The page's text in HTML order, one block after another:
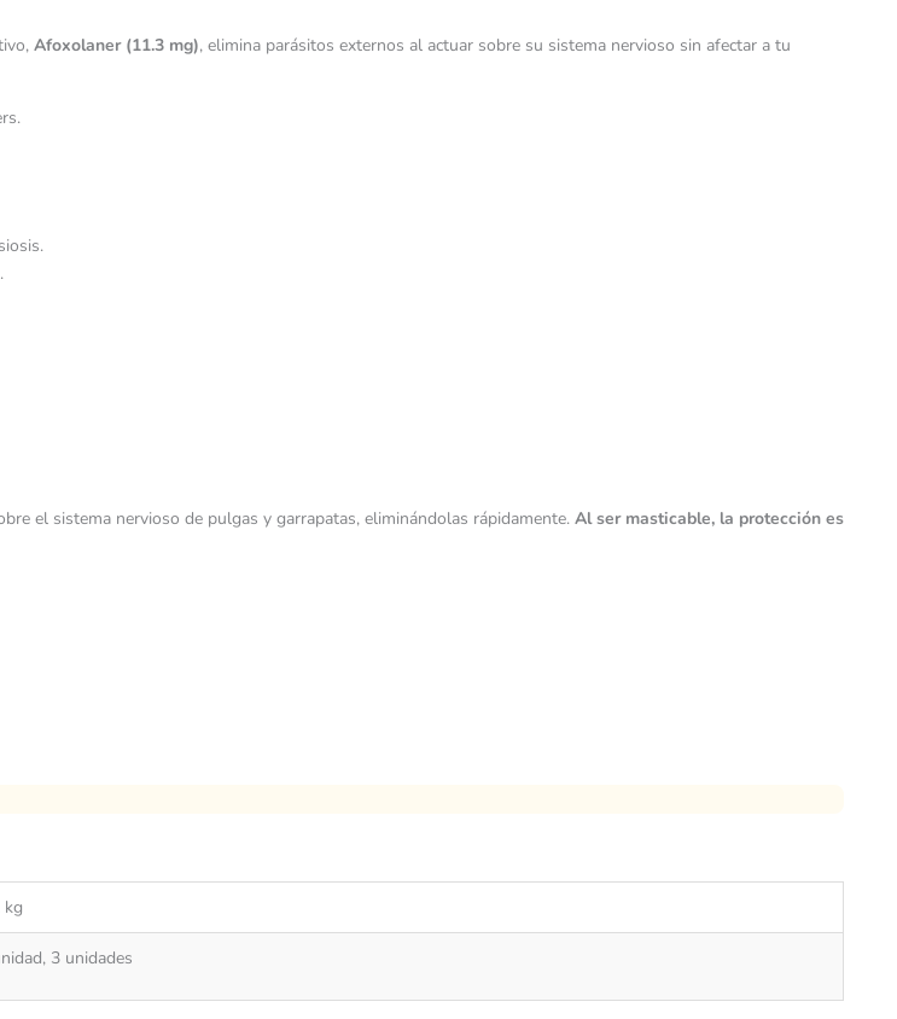
Afoxolaner (11.3 mg), elimina parásitos externos al actuar sobre su sistema nervioso sin afectar a tu
el sistema nervioso de pulgas y garrapatas, eliminándolas rápidamente. Al ser masticable, la protección es
kg
3 unidades